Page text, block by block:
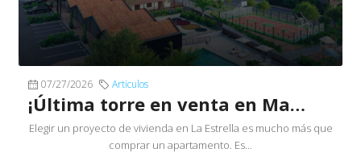
07/27/2026 Articulos
¡Última torre en venta en Marquesa de La Antigua!
Elegir un proyecto de vivienda en La Estrella es mucho más que
comprar un apartamento. Es...